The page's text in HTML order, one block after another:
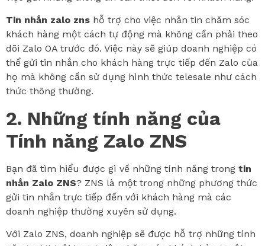
Tin nhắn zalo zns hỗ trợ cho việc nhắn tin chăm sóc
khách hàng một cách tự động mà không cần phải theo
dõi Zalo OA trước đó. Việc này sẽ giúp doanh nghiệp có
thể gửi tin nhắn cho khách hàng trực tiếp đến Zalo của
họ mà không cần sử dụng hình thức telesale như cách
thức thông thường.
2. Những tính năng của
Tính năng Zalo ZNS
Bạn đã tìm hiểu được gì về những tính năng trong tin
nhắn Zalo ZNS? ZNS là một trong những phương thức
gửi tin nhắn trực tiếp đến với khách hàng mà các
doanh nghiệp thường xuyên sử dụng.
Với Zalo ZNS, doanh nghiệp sẽ được hỗ trợ những tính